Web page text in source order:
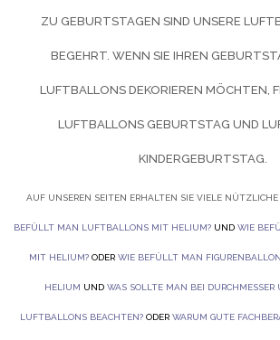
ZU GEBURTSTAGEN SIND UNSERE
EGEHRT. WENN SIE IHREN
UFTBALLONS DEKORIEREN MÖCHTEN,
LUFTBALLONS GEBURTSTAG UND
KINDERGEBURTSTAG.
AUF UNSEREN SEITEN ERHALTEN SIE VIELE
BEFÜLLT MAN LUFTBALLONS MIT HELIUM? UND WIE
MIT HELIUM?ODER WIE BEFÜLLT MAN
HELIUM UND WAS SOLLTE MAN BEI DURCHMESSER
LUFTBALLONS BEACHTEN? ODER WARUM GUTE